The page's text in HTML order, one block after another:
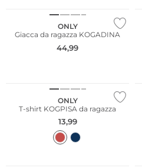
ONLY
Giacca da ragazza KOGADINA
44,99
ONLY
T-shirt KOGPISA da ragazza
13,99